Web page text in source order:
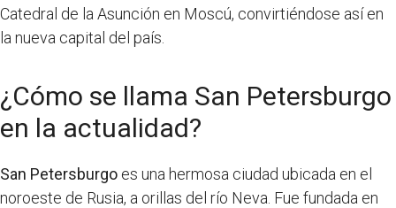
Catedral de la Asunción en Moscú, convirtiéndose así en
la nueva capital del país.
¿Cómo se llama San Petersburgo
en la actualidad?
San Petersburgo es una hermosa ciudad ubicada en el
noroeste de Rusia, a orillas del río Neva. Fue fundada en